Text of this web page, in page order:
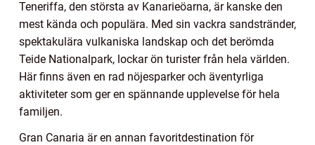
Teneriffa, den största av Kanarieöarna, är kanske den
mest kända och populära. Med sin vackra sandstränder,
spektakulära vulkaniska landskap och det berömda
Teide Nationalpark, lockar ön turister från hela världen.
Här finns även en rad nöjesparker och äventyrliga
aktiviteter som ger en spännande upplevelse för hela
familjen.
Gran Canaria är en annan favoritdestination för